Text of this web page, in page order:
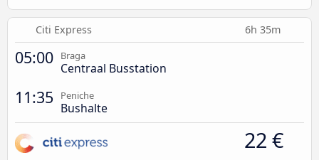
Citi Express 6h 35m
05:00 Braga
Centraal Busstation
11:35 Peniche
Bushalte
22 €